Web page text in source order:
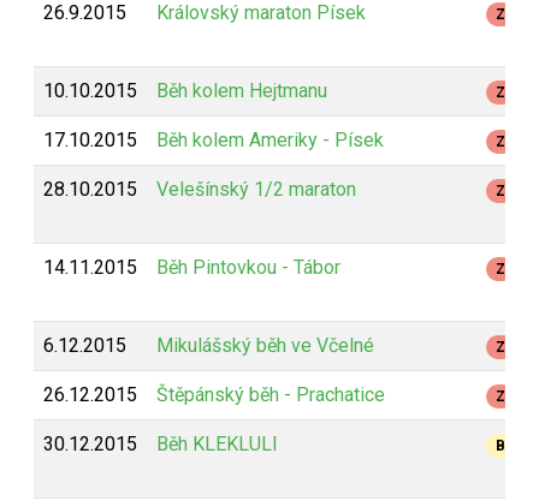
26.9.2015 Královský maraton Písek Z
10.10.2015 Běh kolem Hejtmanu Z
17.10.2015 Běh kolem Ameriky - Písek Z
28.10.2015 Velešínský 1/2 maraton Z
14.11.2015 Běh Pintovkou - Tábor Z
6.12.2015 Mikulášský běh ve Včelné Z
26.12.2015 Štěpánský běh - Prachatice Z
30.12.2015 Běh KLEKLULI B